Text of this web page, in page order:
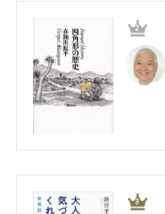
2
3